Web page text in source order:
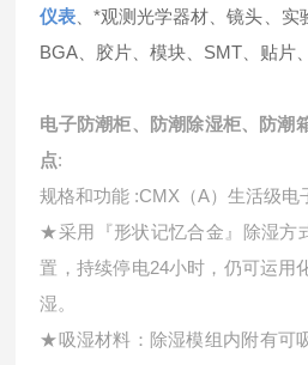
仪表 、*观测光学器材、镜头、实
BGA、胶片、模块、SMT、贴片
电子防潮柜、防潮除湿柜、防潮
点:
规格和功能 :CMX （A）生活级电
★采用『形状记忆合金』除湿方
置，持续停电24小时，仍可运用
湿。
★吸湿材料：除湿模组内附有可